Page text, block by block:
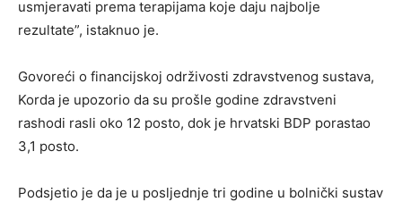
usmjeravati prema terapijama koje daju najbolje
rezultate”, istaknuo je.
Govoreći o financijskoj održivosti zdravstvenog sustava,
Korda je upozorio da su prošle godine zdravstveni
rashodi rasli oko 12 posto, dok je hrvatski BDP porastao
3,1 posto.
Podsjetio je da je u posljednje tri godine u bolnički sustav